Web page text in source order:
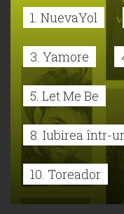
1. NuevaYol
3. Yamore
5. Let Me Be
8. Iubirea într-
10. Toreador